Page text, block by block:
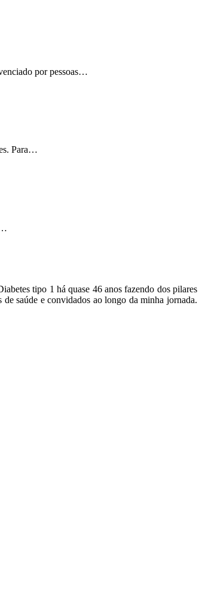
por pessoas…
Para…
tipo 1 há quase 46 anos fazendo dos pilares
saúde e convidados ao longo da minha jornada.